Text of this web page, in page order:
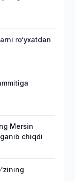
ro‘yxatdan
Mersin
chiqdi